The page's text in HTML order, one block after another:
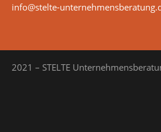
info@stelte-
2021 – STELTE